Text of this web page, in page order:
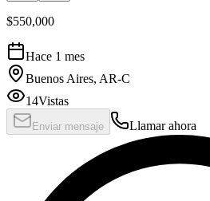
$550,000
Hace 1 mes
Buenos Aires, AR-C
14Vistas
Enviar mensaje Llamar ahora